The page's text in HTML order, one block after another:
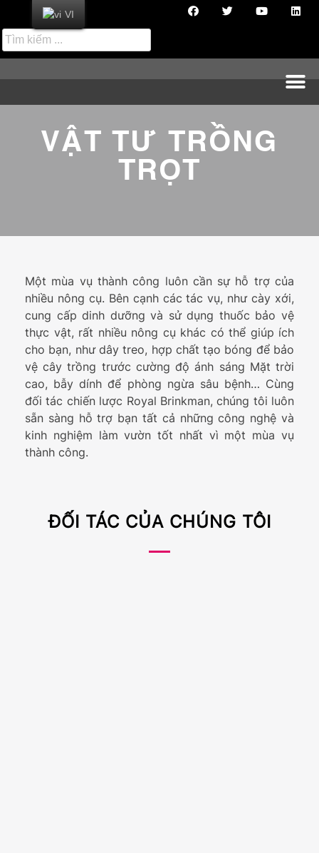
VẬT TƯ TRỒNG
TRỌT
Một mùa vụ thành công luôn cần sự hỗ trợ của
nhiều nông cụ. Bên cạnh các tác vụ, như cày xới,
cung cấp dinh dưỡng và sử dụng thuốc bảo vệ
thực vật, rất nhiều nông cụ khác có thể giúp ích
cho bạn, như dây treo, hợp chất tạo bóng để bảo
vệ cây trồng trước cường độ ánh sáng Mặt trời
cao, bẫy dính để phòng ngừa sâu bệnh… Cùng
đối tác chiến lược Royal Brinkman, chúng tôi luôn
sẵn sàng hỗ trợ bạn tất cả những công nghệ và
kinh nghiệm làm vườn tốt nhất vì một mùa vụ
thành công.
ĐỐI TÁC CỦA CHÚNG TÔI
VI